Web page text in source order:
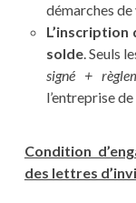
démarches de
solde. Seuls
signé +
l’entreprise
Condition
des lettres